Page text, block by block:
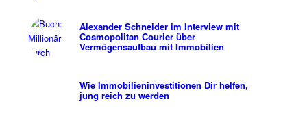
Alexander Schneider im Interview mit
Cosmopolitan Courier über
Vermögensaufbau mit Immobilien
Wie Immobilieninvestitionen Dir helfen,
jung reich zu werden